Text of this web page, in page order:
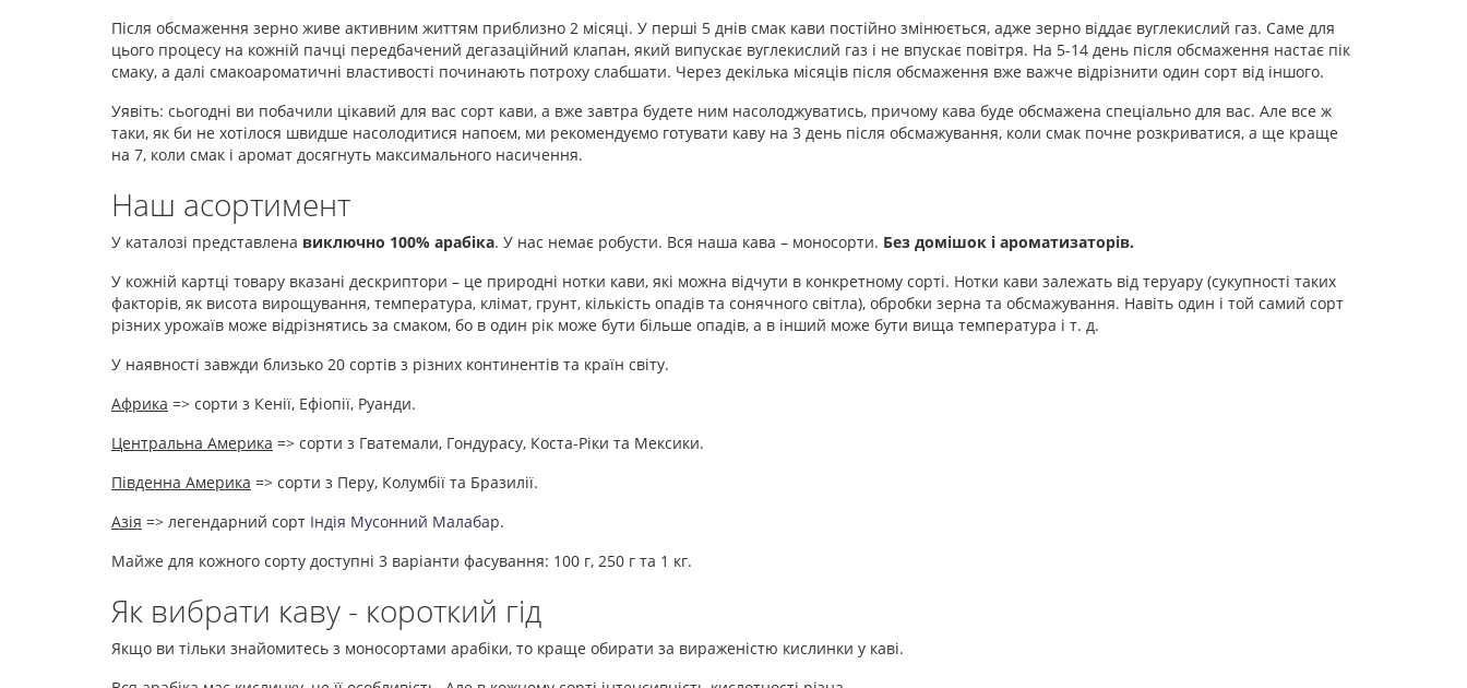
Після обсмаження зерно живе активним життям приблизно 2 місяці. У перші 5 днів смак кави постійно змінюється, адже зерно віддає вуглекислий газ. Саме для
цього процесу на кожній пачці передбачений дегазаційний клапан, який випускає вуглекислий газ і не впускає повітря. На 5-14 день після обсмаження настає пік
смаку, а далі смакоароматичні властивості починають потроху слабшати. Через декілька місяців після обсмаження вже важче відрізнити один сорт від іншого.
Уявіть: сьогодні ви побачили цікавий для вас сорт кави, а вже завтра будете ним насолоджуватись, причому кава буде обсмажена спеціально для вас. Але все ж
таки, як би не хотілося швидше насолодитися напоєм, ми рекомендуємо готувати каву на 3 день після обсмажування, коли смак почне розкриватися, а ще краще
на 7, коли смак і аромат досягнуть максимального насичення.
Наш асортимент
У каталозі представлена виключно 100% арабіка. У нас немає робусти. Вся наша кава – моносорти. Без домішок і ароматизаторів.
У кожній картці товару вказані дескриптори – це природні нотки кави, які можна відчути в конкретному сорті. Нотки кави залежать від теруару (сукупності таких
факторів, як висота вирощування, температура, клімат, грунт, кількість опадів та сонячного світла), обробки зерна та обсмажування. Навіть один і той самий сорт
різних урожаїв може відрізнятись за смаком, бо в один рік може бути більше опадів, а в інший може бути вища температура і т. д.
У наявності завжди близько 20 сортів з різних континентів та країн світу.
Африка => сорти з Кенії, Ефіопії, Руанди.
Центральна Америка => сорти з Гватемали, Гондурасу, Коста-Ріки та Мексики.
Південна Америка => сорти з Перу, Колумбії та Бразилії.
Азія => легендарний сорт Індія Мусонний Малабар.
Майже для кожного сорту доступні 3 варіанти фасування: 100 г, 250 г та 1 кг.
Як вибрати каву - короткий гід
Якщо ви тільки знайомитесь з моносортами арабіки, то краще обирати за вираженістю кислинки у каві.